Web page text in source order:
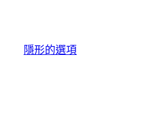
隱形的選項